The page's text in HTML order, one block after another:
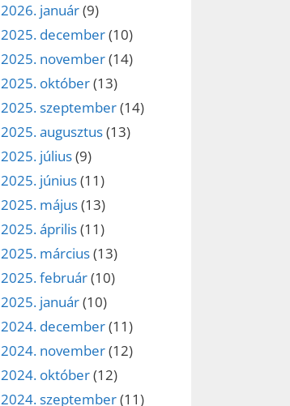
2026. január(9)
2025. december(10)
2025. november(14)
2025. október(13)
2025. szeptember(14)
2025. augusztus(13)
2025. július(9)
2025. június(11)
2025. május(13)
2025. április(11)
2025. március(13)
2025. február(10)
2025. január(10)
2024. december(11)
2024. november(12)
2024. október(12)
2024. szeptember(11)